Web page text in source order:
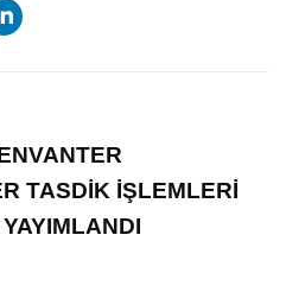
TASDİK İŞLEMLERİ